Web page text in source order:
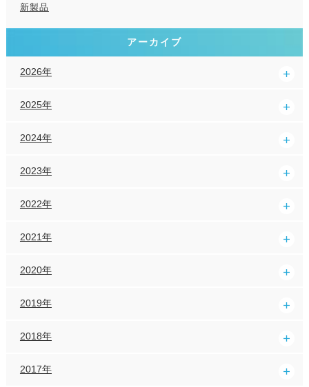
新製品
アーカイブ
2026年
2025年
2024年
2023年
2022年
2021年
2020年
2019年
2018年
2017年